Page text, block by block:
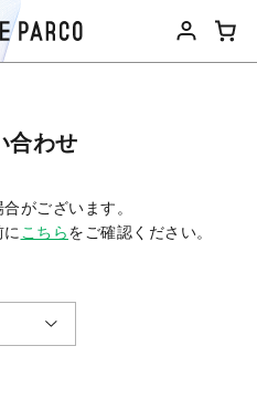
合わせ
がございます。
こちらをご確認ください。​